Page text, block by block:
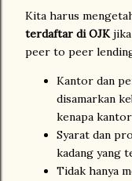
Kita harus
terdaftar di OJKjika
peer to peer
Kantor dan
disamarkan
kenapa
Syarat dan
kadang yang
Tidak hanya